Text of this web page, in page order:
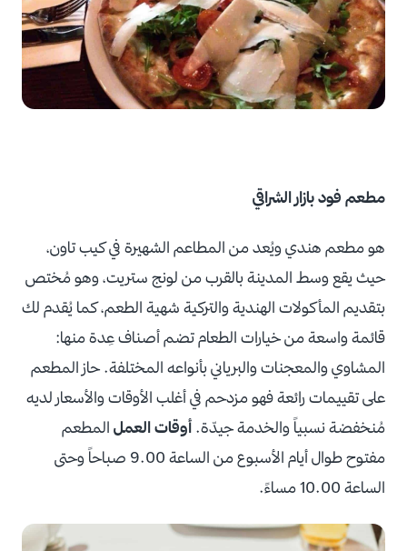
مطعم فود بازار الشراقي
هو مطعم هندي ويُعد من المطاعم الشهيرة في كيب تاون،
حيث يقع وسط المدينة بالقرب من لونج ستريت، وهو مُختص
بتقديم المأكولات الهندية والتركية شهية الطعم، كما يُقدم لك
قائمة واسعة من خيارات الطعام تضم أصناف عِدة منها:
المشاوي والمعجنات والبرياني بأنواعه المختلفة. حاز المطعم
على تقييمات رائعة فهو مزدحم في أغلب الأوقات والأسعار لديه
مُنخفضة نسبياً والخدمة جيدّة. أوقات العمل المطعم
مفتوح طوال أيام الأسبوع من الساعة 9.00 صباحاً وحتى
الساعة 10.00 مساءً.